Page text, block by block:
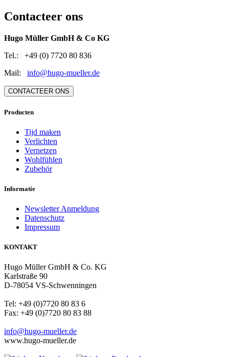
Contacteer ons
Hugo Müller GmbH & Co KG
Tel.: +49 (0) 7720 80 836
Mail: info@hugo-mueller.de
CONTACTEER ONS
Producten
Tijd maken
Verlichten
Vernetzen
Wohlfühlen
Zubehör
Informatie
Newsletter Anmeldung
Datenschutz
Impressum
KONTAKT
Hugo Müller GmbH & Co. KG
Karlstraße 90
D-78054 VS-Schwenningen
Tel: +49 (0)7720 80 83 6
Fax: +49 (0)7720 80 83 88
info@hugo-mueller.de
www.hugo-mueller.de